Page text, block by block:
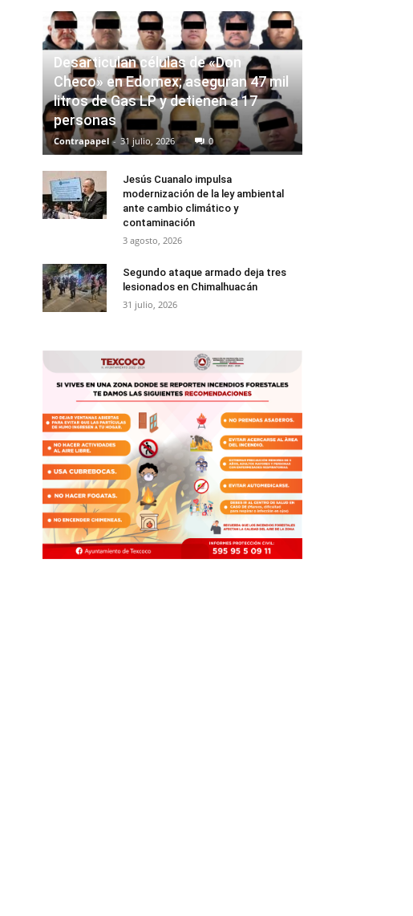
Desarticulan células de «Don
Checo» en Edomex; aseguran 47 mil
litros de Gas LP y detienen a 17
personas
Contrapapel - 31 julio, 2026 0
Jesús Cuanalo impulsa
modernización de la ley ambiental
ante cambio climático y
contaminación
3 agosto, 2026
Segundo ataque armado deja tres
lesionados en Chimalhuacán
31 julio, 2026